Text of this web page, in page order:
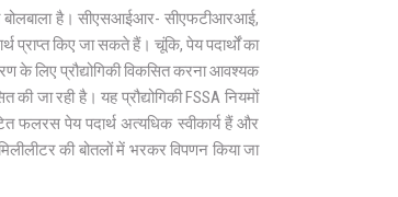
बोलबाला है। सीएसआईआर- सीएफटीआरआई,
प्राप्त किए जा सकते हैं। चूंकि, पेय पदार्थों का
के लिए प्रौद्योगिकी विकसित करना आवश्यक
जा रही है। यह प्रौद्योगिकी FSSA नियमों
फलरस पेय पदार्थ अत्यधिक स्वीकार्य हैं और
की बोतलों में भरकर विपणन किया जा